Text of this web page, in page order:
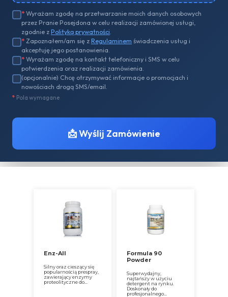
Enz-All
Silny oraz cieszący się
popularnością prespray,
zawierający enzymy
proteolityczne do...
Formula 90
Powder
Superwydajny,
najtańszy w użyciu
detergent na rynku.
Doskonały do
profesjonalnego...